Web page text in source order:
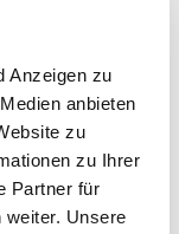
Anzeigen zu
anbieten
zu
zu Ihrer
Partner für
weiter. Unsere
12.08.2020:
Drei
härteren Böden
Erste
14.09.2020:
Trainingsmodus